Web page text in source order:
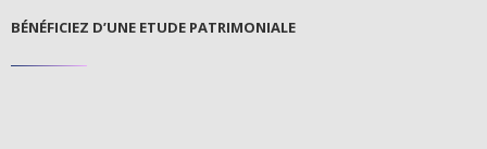
BÉNÉFICIEZ D’UNE ETUDE PATRIMONIALE